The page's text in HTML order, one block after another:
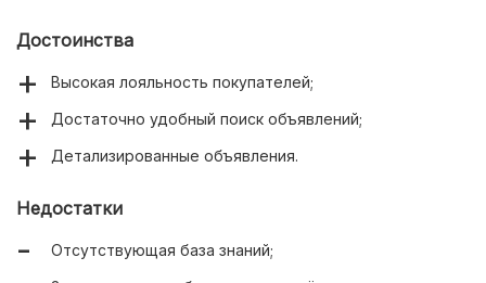
Достоинства
Высокая лояльность покупателей;
Достаточно удобный поиск объявлений;
Детализированные объявления.
Недостатки
Отсутствующая база знаний;